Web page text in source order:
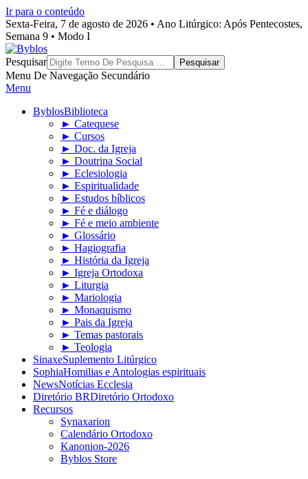
Ir para o conteúdo
Sexta-Feira, 7 de agosto de 2026 • Ano Litúrgico: Após Pentecostes,
Semana 9 • Modo I
Byblos
Pesquisar
Menu De Navegação Secundário
Menu
ByblosBiblioteca
► Catequese
► Cursos
► Doc. da Igreja
► Doutrina Social
► Eclesiologia
► Espiritualidade
► Estudos bíblicos
► Fé e diálogo
► Fé e meio ambiente
► Glossário
► Hagiografia
► História da Igreja
► Igreja Ortodoxa
► Liturgia
► Mariologia
► Monaquismo
► Pais da Igreja
► Temas pastorais
► Teologia
SinaxeSuplemento Litúrgico
SophiaHomilias e Antologias espirituais
NewsNotícias Ecclesia
Diretório BRDiretório Ortodoxo
Recursos
Synaxarion
Calendário Ortodoxo
Kanonion-2026
Byblos Store